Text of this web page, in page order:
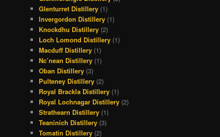
Glenturret Distillery (1)
Invergordon Distillery (1)
Knockdhu Distillery (2)
Loch Lomond Distillery (1)
Macduff Distillery (1)
Nc’nean Distillery (1)
Oban Distillery (3)
Pulteney Distillery (2)
Royal Brackla Distillery (1)
Royal Lochnagar Distillery (2)
Strathearn Distillery (1)
Teaninich Distillery (3)
Tomatin Distillery (2)